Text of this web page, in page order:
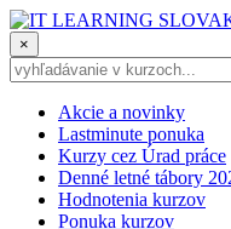
×
Akcie a novinky
Lastminute ponuka
Kurzy cez Úrad práce
Denné letné tábory
Hodnotenia kurzov
Ponuka kurzov